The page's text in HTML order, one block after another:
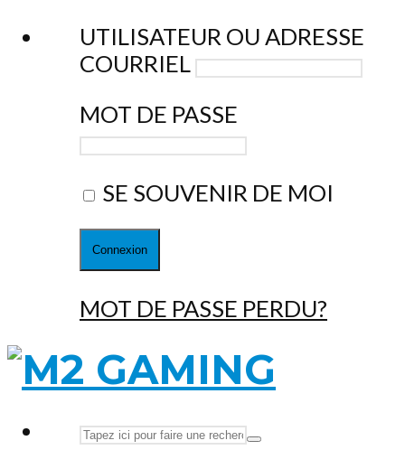
UTILISATEUR OU ADRESSE
COURRIEL
MOT DE PASSE
SE SOUVENIR DE MOI
MOT DE PASSE PERDU?